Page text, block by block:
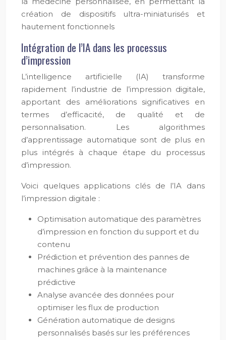
création de dispositifs ultra-miniaturisés et
hautement fonctionnels
Intégration de l’IA dans les processus
d’impression
L’intelligence artificielle (IA) transforme
rapidement l’industrie de l’impression digitale,
apportant des améliorations significatives en
termes d’efficacité, de qualité et de
personnalisation. Les algorithmes
d’apprentissage automatique sont de plus en
plus intégrés à chaque étape du processus
d’impression.
Voici quelques applications clés de l’IA dans
l’impression digitale :
Optimisation automatique des paramètres
d’impression en fonction du support et du
contenu
Prédiction et prévention des pannes de
machines grâce à la maintenance
prédictive
Analyse avancée des données pour
optimiser les flux de production
Génération automatique de designs
personnalisés basés sur les préférences